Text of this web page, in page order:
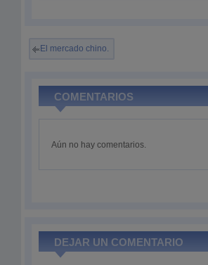
El mercado chino.
COMENTARIOS
Aún no hay comentarios.
DEJAR UN COMENTARIO